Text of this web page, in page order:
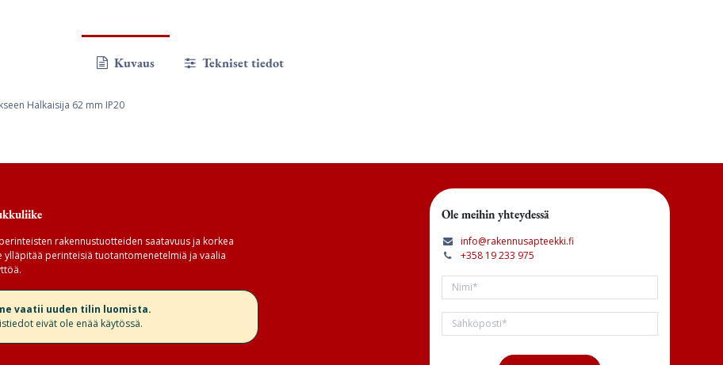
Kuvaus Tekniset tiedot
Halkaisija 62 mm IP20
rakennustuotteiden saatavuus ja korkea
ylläpitää perinteisiä tuotantomenetelmiä ja vaalia
vaatii uuden tilin luomista.
eivät ole enää käytössä.
Ole meihin yhteydessä
info@rakennusapteekki.fi
+358 19 233 975